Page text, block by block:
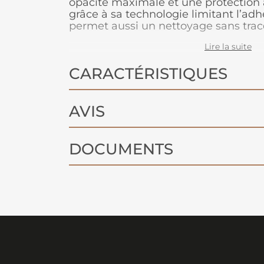
grâce à sa technologie limitant
permet aussi un nettoyage sans
car il permet de masquer lesLire la suite
CARACTÉRISTIQUES
AVIS
DOCUMENTS